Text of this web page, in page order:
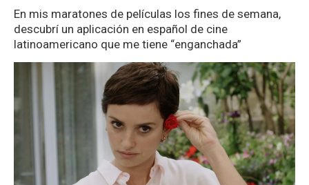
En mis maratones de películas los fines de semana,
descubrí un aplicación en español de cine
latinoamericano que me tiene “enganchada”